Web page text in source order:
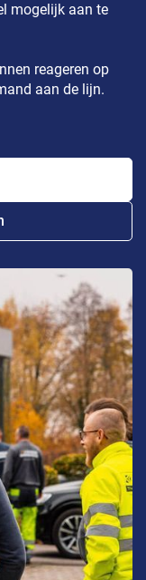
mogelijk aan te
reageren op
aan de lijn.